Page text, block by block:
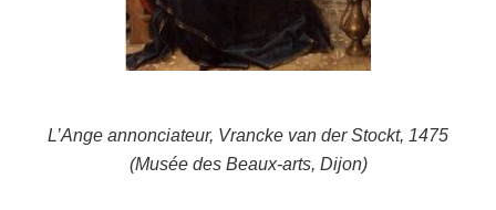
L’Ange annonciateur, Vrancke van der Stockt, 1475
(Musée des Beaux-arts, Dijon)